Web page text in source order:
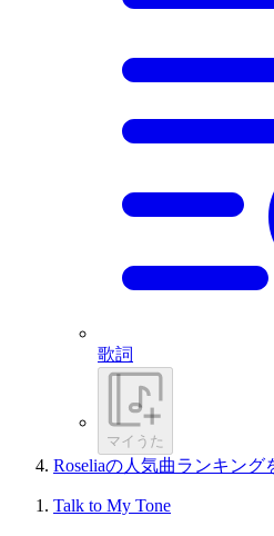
歌詞
マイうた
Roseliaの人気曲ランキング
Talk to My Tone